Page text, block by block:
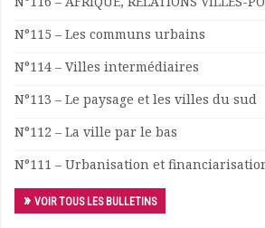
Matinales
Nos partenaires
Publications et rapports
Documents
Annuaire
Offres d’emploi
Actualités
N°115 – Les communs urbains
N°114 – Villes intermédiaires
N°113 – Le paysage et les villes du sud
N°112 – La ville par le bas
N°111 – Urbanisation et
VOIR TOUS LES BULLETINS